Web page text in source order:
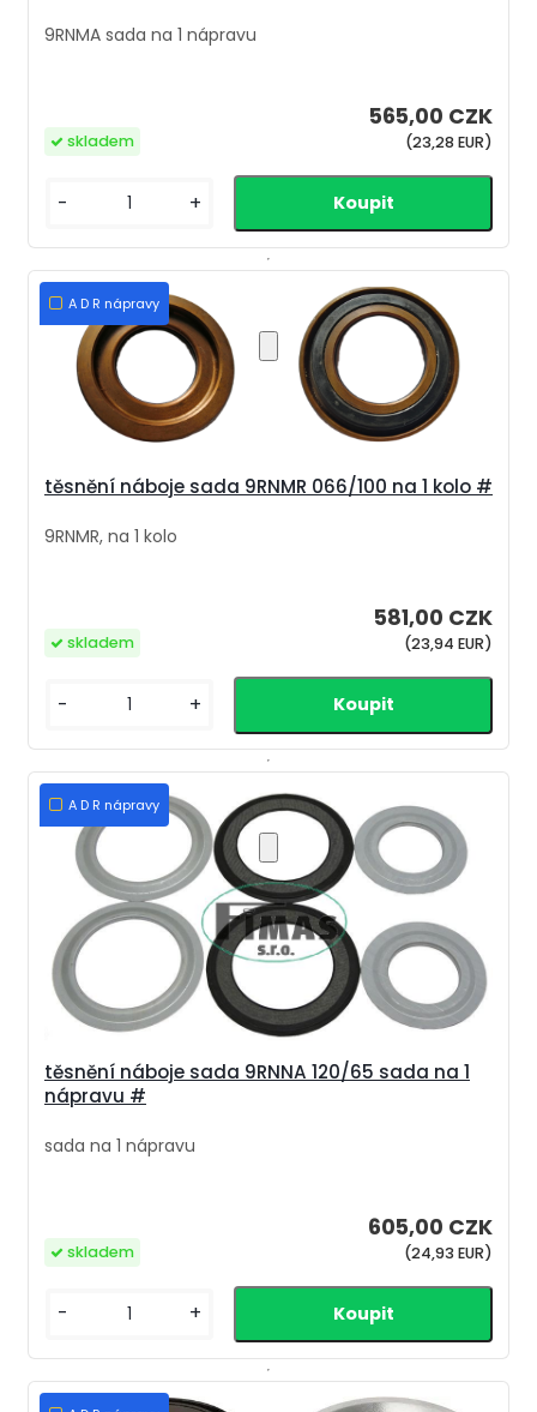
9RNMA sada na 1 nápravu
565,00 CZK
(23,28 EUR)
skladem
- +
těsnění náboje sada 9RNMR 066/100 na 1 kolo #
9RNMR, na 1 kolo
581,00 CZK
(23,94 EUR)
skladem
- +
A D R nápravy
těsnění náboje sada 9RNNA 120/65 sada na 1
nápravu #
sada na 1 nápravu
605,00 CZK
(24,93 EUR)
skladem
- +
A D R nápravy